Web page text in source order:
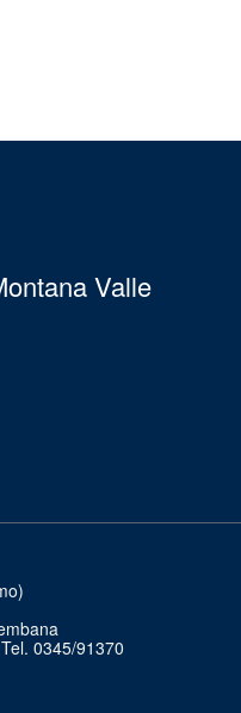
Valle
0345/91370